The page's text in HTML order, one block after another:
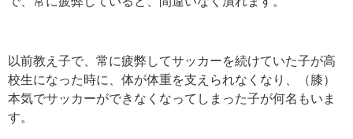
以前教え子で、常に疲弊してサッカーを続けていた子が高
校生になった時に、体が体重を支えられなくなり、（膝）
本気でサッカーができなくなってしまった子が何名もいま
す。